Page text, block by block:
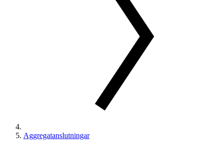
Aggregatanslutningar